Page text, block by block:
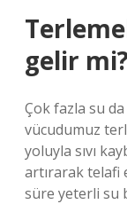
gelir
Çok fazla su da
vücudumuz
yoluyla sıvı
artırarak telafi
süre yeterli su